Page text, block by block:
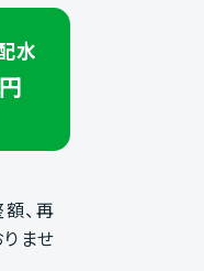
水
、再
ませ